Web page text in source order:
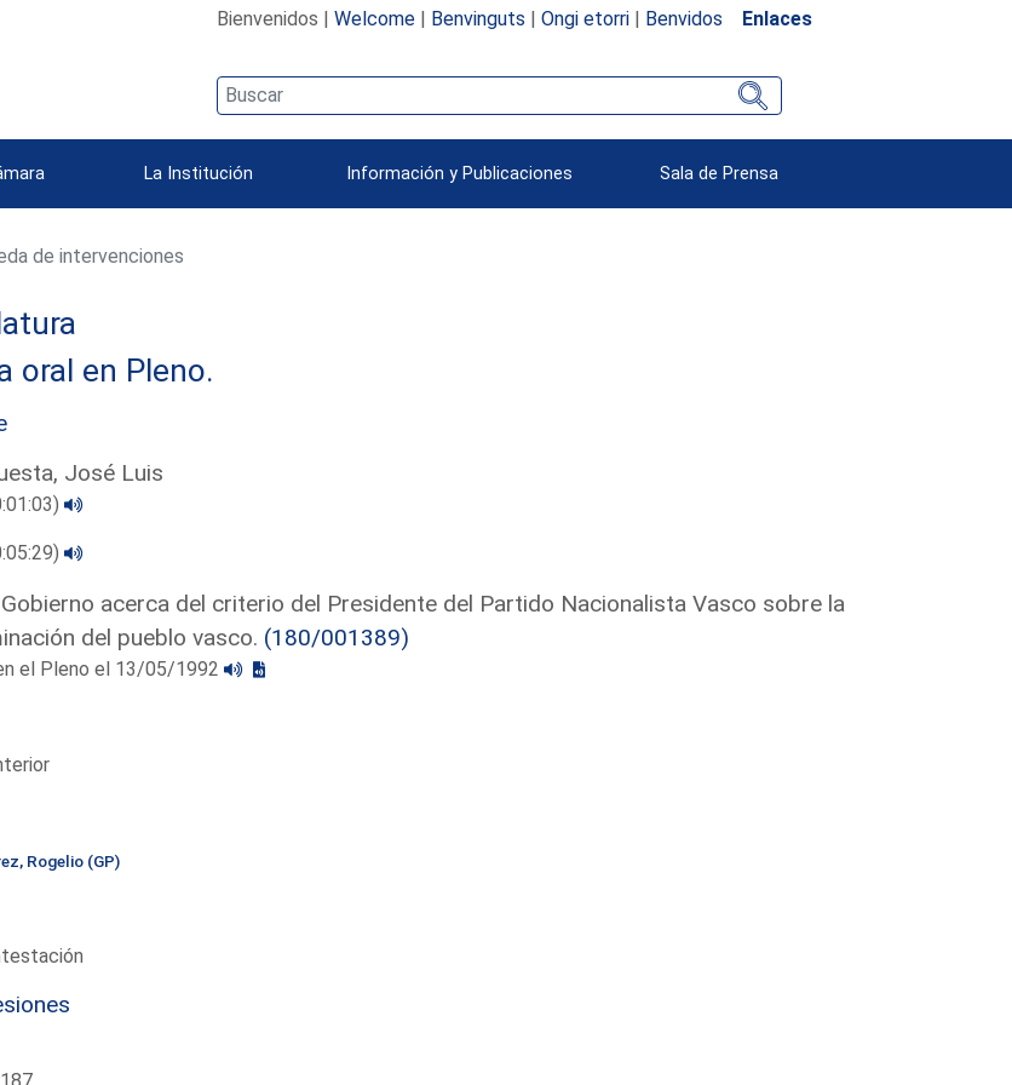
Bienvenidos | Welcome| Benvinguts | Ongi etorri| Benvidos Enlaces
La Institución Información y Publicaciones Sala de Prensa
de intervenciones
oral en Pleno.
José Luis
acerca del criterio del Presidente del Partido Nacionalista Vasco sobre la
del pueblo vasco. (180/001389)
el Pleno el 13/05/1992
Rogelio (GP)